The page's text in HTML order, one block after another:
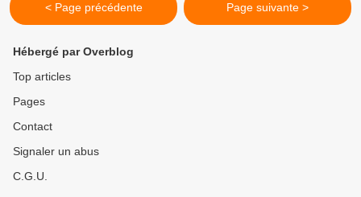
< Page précédente Page suivante >
Hébergé par Overblog
Top articles
Pages
Contact
Signaler un abus
C.G.U.